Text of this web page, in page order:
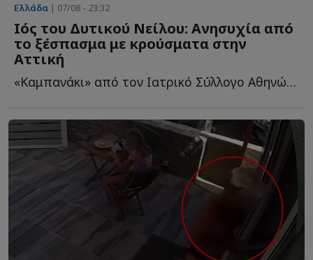
Ελλάδα | 07/08 - 23:32
Ιός του Δυτικού Νείλου: Ανησυχία από
το ξέσπασμα με κρούσματα στην
Αττική
«Καμπανάκι» από τον Ιατρικό Σύλλογο Αθηνών για την π...